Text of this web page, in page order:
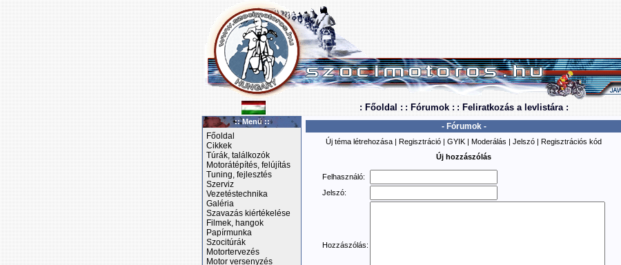
: Főoldal : : Fórumok : : Feliratkozás a levlistára :
:: Menü ::
Főoldal
Cikkek
Túrák, találkozók
Motorátépítés, felújítás
Tuning, fejlesztés
Szerviz
Vezetéstechnika
Galéria
Szavazás kiértékelése
Filmek, hangok
Papírmunka
Szocitúrák
Motortervezés
Motor versenyzés
- Fórumok -
Új téma létrehozása | Regisztráció | GYIK | Moderálás | Jelszó | Regisztrációs kód
Új hozzászólás
Felhasználó:
Jelszó:
Hozzászólás: